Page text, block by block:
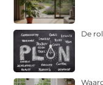
De